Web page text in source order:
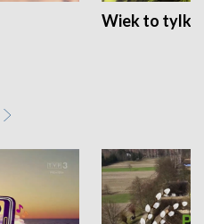
Wiek to tylko